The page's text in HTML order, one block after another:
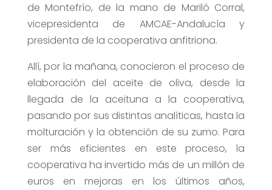
de Montefrío, de la mano de Mariló Corral,
vicepresidenta de AMCAE-Andalucía y
presidenta de la cooperativa anfitriona.
Allí, por la mañana, conocieron el proceso de
elaboración del aceite de oliva, desde la
llegada de la aceituna a la cooperativa,
pasando por sus distintas analíticas, hasta la
molturación y la obtención de su zumo. Para
ser más eficientes en este proceso, la
cooperativa ha invertido más de un millón de
euros en mejoras en los últimos años,